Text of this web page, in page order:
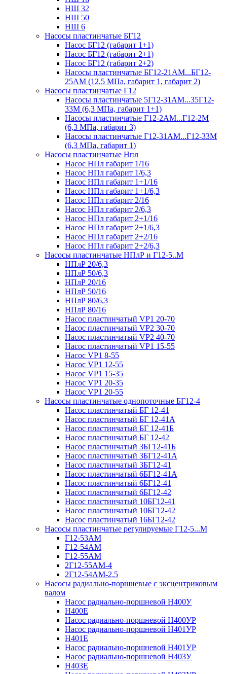
НШ 32
НШ 50
НШ 6
Насосы пластинчатые БГ12
Насос БГ12 (габарит 1+1)
Насос БГ12 (габарит 2+1)
Насос БГ12 (габарит 2+2)
Насосы пластинчатые БГ12-21АМ...БГ12-
25АМ (12,5 МПа, габарит 1, габарит 2)
Насосы пластинчатые Г12
Насосы пластинчатые 5Г12-31АМ...35Г12-
33М (6,3 МПа, габарит 1+1)
Насосы пластинчатые Г12-2АМ...Г12-2М
(6,3 МПа, габарит 3)
Насосы пластинчатые Г12-31АМ...Г12-33М
(6,3 МПа, габарит 1)
Насосы пластинчатые Нпл
Насос НПл габарит 1/16
Насос НПл габарит 1/6,3
Насос НПл габарит 1+1/16
Насос НПл габарит 1+1/6,3
Насос НПл габарит 2/16
Насос НПл габарит 2/6,3
Насос НПл габарит 2+1/16
Насос НПл габарит 2+1/6,3
Насос НПл габарит 2+2/16
Насос НПл габарит 2+2/6,3
Насосы пластинчатые НПлР и Г12-5..М
НПлР 20/6,3
НПлР 50/6,3
НПлР 20/16
НПлР 50/16
НПлР 80/6,3
НПлР 80/16
Насос пластинчатый VP1 20-70
Насос пластинчатый VP2 30-70
Насос пластинчатый VP2 40-70
Насос пластинчатый VP1 15-55
Насос VP1 8-55
Насос VP1 12-55
Насос VP1 15-35
Насос VP1 20-35
Насос VP1 20-55
Насосы пластинчатые однопоточные БГ12-4
Насос пластинчатый БГ 12-41
Насос пластинчатый БГ 12-41А
Насос пластинчатый БГ 12-41Б
Насос пластинчатый БГ 12-42
Насос пластинчатый 3БГ12-41Б
Насос пластинчатый 3БГ12-41А
Насос пластинчатый 3БГ12-41
Насос пластинчатый 6БГ12-41А
Насос пластинчатый 6БГ12-41
Насос пластинчатый 6БГ12-42
Насос пластинчатый 10БГ12-41
Насос пластинчатый 10БГ12-42
Насос пластинчатый 16БГ12-42
Насосы пластинчатые регулируемые Г12-5...М
Г12-53АМ
Г12-54АМ
Г12-55АМ
2Г12-55АМ-4
2Г12-54АМ-2,5
Насосы радиально-поршневые с эксцентриковым
валом
Насос радиально-поршневой Н400У
Н400Е
Насос радиально-поршневой Н400УР
Насос радиально-поршневой Н401УР
Н401Е
Насос радиально-поршневой Н401УР
Насос радиально-поршневой Н403У
Н403Е